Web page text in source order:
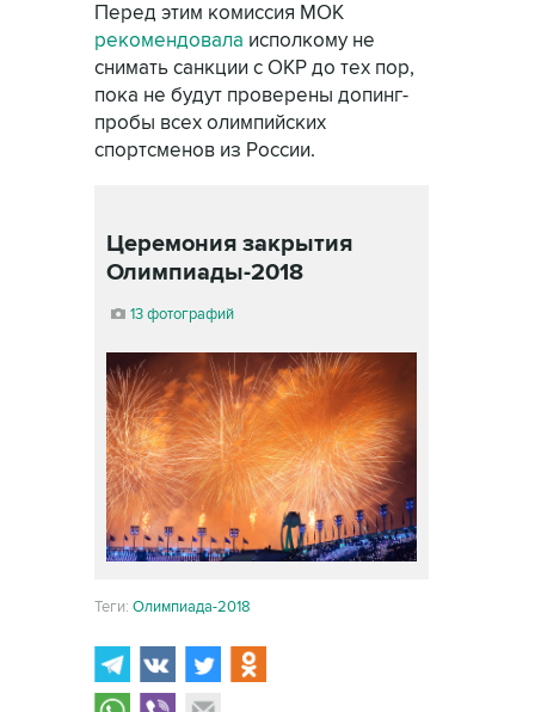
Перед этим комиссия МОК
рекомендовала исполкому не
снимать санкции с ОКР до тех пор,
пока не будут проверены допинг-
пробы всех олимпийских
спортсменов из России.
Церемония закрытия
Олимпиады-2018
13 фотографий
Теги: Олимпиада-2018